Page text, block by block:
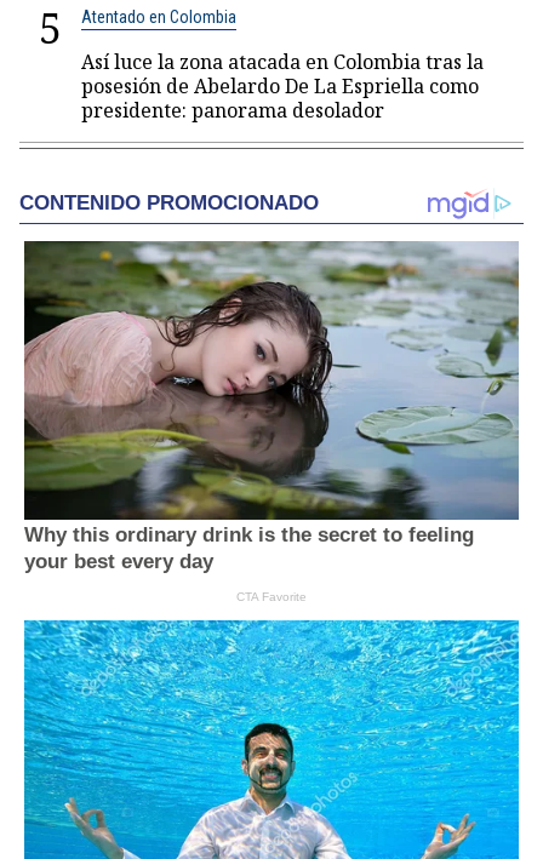
5 Atentado en Colombia
Así luce la zona atacada en Colombia tras la
posesión de Abelardo De La Espriella como
presidente: panorama desolador